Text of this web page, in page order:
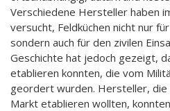
Verschiedene Hersteller haben
versucht, Feldküchen nicht nur
sondern auch für den zivilen
Geschichte hat jedoch gezeigt,
etablieren konnten, die vom
geordert wurden. Hersteller, die
Markt etablieren wollten,